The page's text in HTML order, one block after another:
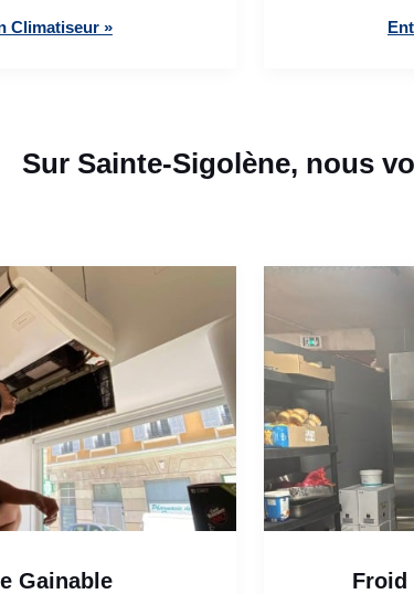
Climatiseur »
Sur Sainte-Sigolène, nous
Gainable Froid